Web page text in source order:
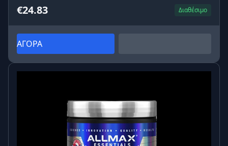
€24.83 Διαθέσιμο
ΑΓΟΡΑ